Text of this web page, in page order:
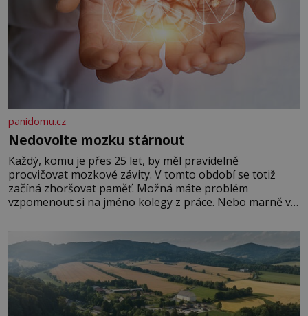
panidomu.cz
Nedovolte mozku stárnout
Každý, komu je přes 25 let, by měl pravidelně
procvičovat mozkové závity. V tomto období se totiž
začíná zhoršovat paměť. Možná máte problém
vzpomenout si na jméno kolegy z práce. Nebo marně v
Je to opravdu tak, s věkem jako kdyby se paměť
rozhodla stávkovat. Cvičte